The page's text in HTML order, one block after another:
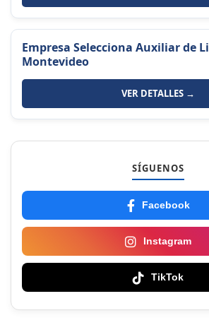
Empresa Selecciona Auxiliar de
Montevideo
VER DETALLES →
SÍGUENOS
Facebook
Instagram
TikTok